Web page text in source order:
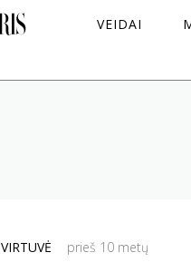
VEIDAI
VIRTUVĖ prieš 10 metų